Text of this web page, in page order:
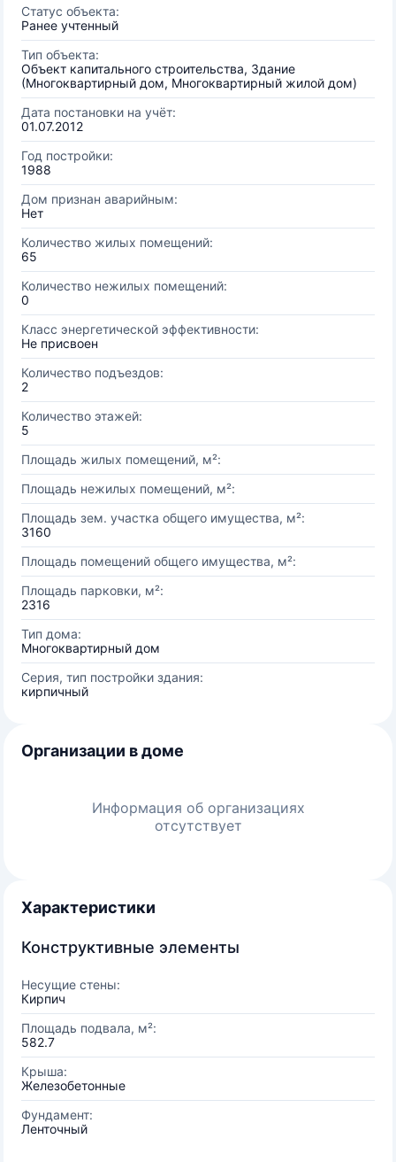
Статус объекта:
Ранее учтенный
Тип объекта:
Объект капитального строительства, Здание
(Многоквартирный дом, Многоквартирный жилой дом)
Дата постановки на учёт:
01.07.2012
Год постройки:
1988
Дом признан аварийным:
Нет
Количество жилых помещений:
65
Количество нежилых помещений:
0
Класс энергетической эффективности:
Не присвоен
Количество подъездов:
2
Количество этажей:
5
Площадь жилых помещений, м²:
Площадь нежилых помещений, м²:
Площадь зем. участка общего имущества, м²:
3160
Площадь помещений общего имущества, м²:
Площадь парковки, м²:
2316
Тип дома:
Многоквартирный дом
Серия, тип постройки здания:
кирпичный
Организации в доме
Информация об организациях
отсутствует
Характеристики
Конструктивные элементы
Несущие стены:
Кирпич
Площадь подвала, м²:
582.7
Крыша:
Железобетонные
Фундамент:
Ленточный